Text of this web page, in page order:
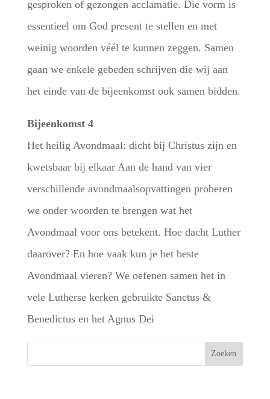
gesproken of gezongen acclamatie. Die vorm is
essentieel om God present te stellen en met
weinig woorden véél te kunnen zeggen. Samen
gaan we enkele gebeden schrijven die wij aan
het einde van de bijeenkomst ook samen bidden.
Bijeenkomst 4
Het heilig Avondmaal: dicht bij Christus zijn en
kwetsbaar bij elkaar Aan de hand van vier
verschillende avondmaalsopvattingen proberen
we onder woorden te brengen wat het
Avondmaal voor ons betekent. Hoe dacht Luther
daarover? En hoe vaak kun je het beste
Avondmaal vieren? We oefenen samen het in
vele Lutherse kerken gebruikte Sanctus &
Benedictus en het Agnus Dei